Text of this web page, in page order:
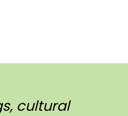
cultural